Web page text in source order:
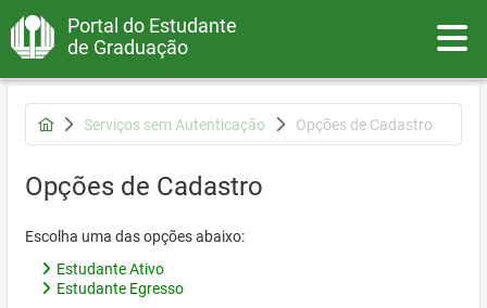
Portal do Estudante
de Graduação
Serviços sem Autenticação Opções de Cadastro
Opções de Cadastro
Escolha uma das opções abaixo:
Estudante Ativo
Estudante Egresso